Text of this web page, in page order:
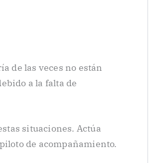
de las veces no están
a la falta de
situaciones. Actúa
de acompañamiento.